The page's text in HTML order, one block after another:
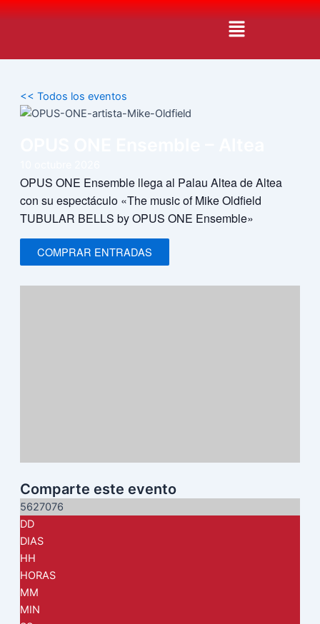
Ir
Menú
<< Todos los eventos
OPUS ONE Ensemble llega al Palau Altea de Altea
con su espectáculo «The music of Mike Oldfield
TUBULAR BELLS by OPUS ONE Ensemble»
COMPRAR ENTRADAS
Comparte este evento
5627076
DD
DIAS
HH
HORAS
MM
MIN